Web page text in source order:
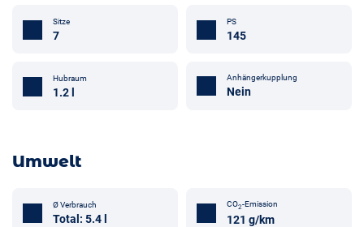
Sitze
7
PS
145
Hubraum
1.2 l
Anhängerkupplung
Nein
Umwelt
Ø Verbrauch
Total: 5.4 l
CO2-Emission
121 g/km